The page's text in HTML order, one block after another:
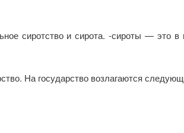
сиротство и сирота. -сироты — это в
На государство возлагаются